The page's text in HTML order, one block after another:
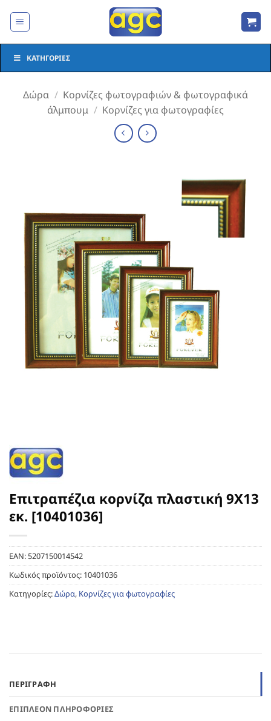
στο
ΚΑΤΗΓΟΡΊΕΣ
Δώρα / Κορνίζες φωτογραφιών & φωτογραφικά
άλμπουμ / Κορνίζες για φωτογραφίες
Επιτραπέζια κορνίζα πλαστική 9Χ13
εκ. [10401036]
EAN:5207150014542
Κωδικός προϊόντος: 10401036
Κατηγορίες:Δώρα, Κορνίζες για φωτογραφίες
ΠΕΡΙΓΡΑΦΉ
ΕΠΙΠΛΈΟΝ ΠΛΗΡΟΦΟΡΊΕΣ